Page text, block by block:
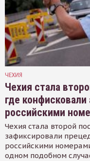
ЧЕХИЯ
Чехия стала
где
российскими
Чехия стала второй
зафиксировали
российскими
одном подобном